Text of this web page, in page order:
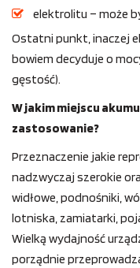
elektrolitu – może
Ostatni punkt, inaczej
bowiem decyduje o
gęstość).
W jakim miejscu
zastosowanie?
Przeznaczenie jakie
nadzwyczaj szerokie
widłowe, podnośniki,
lotniska, zamiatarki,
Wielką wydajność
porządnie